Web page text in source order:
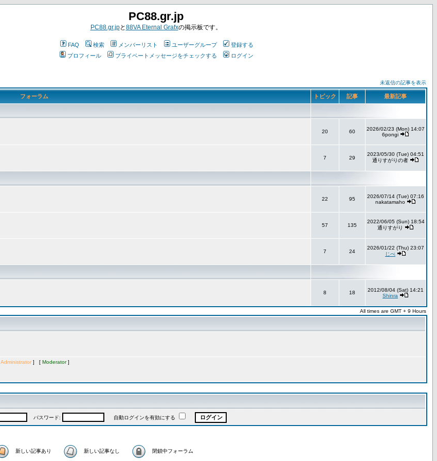
PC88.gr.jp
PC88.gr.jpと88VA Eternal Grafxの掲示板です。
FAQ 検索 メンバーリスト ユーザーグループ
登録する
プロフィール
プライベートメッセージをチェックする ログイン
未返信の記事を表示
フォーラム トピック 記事 最新記事
20 60
2026/02/23 (Mon) 14:07
6pongi
7 29
2023/05/30 (Tue) 04:51
通りすがりの者
22 95
2026/07/14 (Tue) 07:16
nakatamaho
57 135
2022/06/05 (Sun) 18:54
通りすがり
7 24
2026/01/22 (Thu) 23:07
じべ
8 18
2012/08/04 (Sat) 14:21
Shinra
All times are GMT + 9 Hours
Administrator ] [ Moderator]
パスワード: 自動ログインを有効にする
新しい記事あり 新しい記事なし 閉鎖中フォーラム